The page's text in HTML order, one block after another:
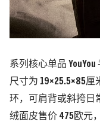
系列核心单品
尺寸为 19×25.5×85
环，可肩背或斜挎日
绒面皮售价 475欧元